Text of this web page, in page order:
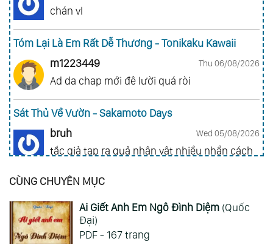
chán vl
Tóm Lại Là Em Rất Dễ Thương - Tonikaku Kawaii
m1223449
Thu 06/08/2026
Ad da chap mới đê lười quá ròi
Sát Thủ Về Vườn - Sakamoto Days
bruh
Wed 05/08/2026
tắc giả tạp ra quả nhân vật nhiều nhần cách
Gia Đình Điệp Viên - Spy X Family
ai hỏi 123
Wed 05/08/2026
Mong 1 ngày shop ra 2 chap
CÙNG CHUYÊN MỤC
Ai Giết Anh Em Ngô Đình Diệm(Quốc
Đại)
PDF - 167 trang